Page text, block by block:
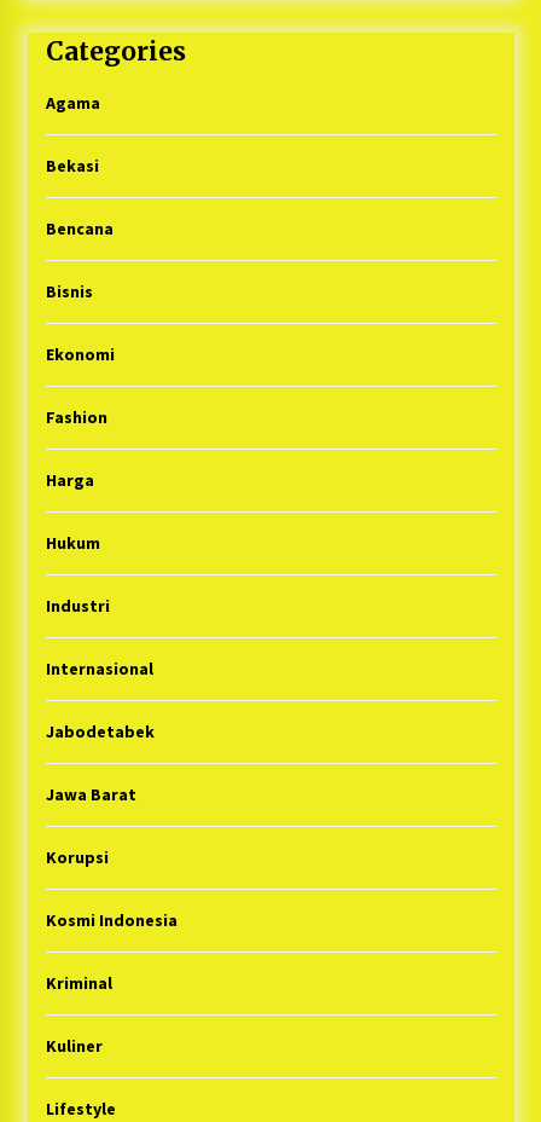
Categories
Agama
Bekasi
Bencana
Bisnis
Ekonomi
Fashion
Harga
Hukum
Industri
Internasional
Jabodetabek
Jawa Barat
Korupsi
Kosmi Indonesia
Kriminal
Kuliner
Lifestyle